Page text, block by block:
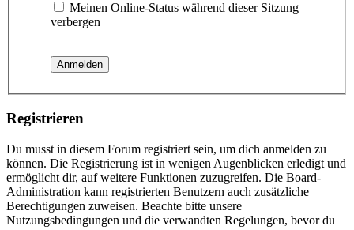
Meinen Online-Status während dieser Sitzung
verbergen
Registrieren
Du musst in diesem Forum registriert sein, um dich anmelden zu
können. Die Registrierung ist in wenigen Augenblicken erledigt und
ermöglicht dir, auf weitere Funktionen zuzugreifen. Die Board-
Administration kann registrierten Benutzern auch zusätzliche
Berechtigungen zuweisen. Beachte bitte unsere
Nutzungsbedingungen und die verwandten Regelungen, bevor du